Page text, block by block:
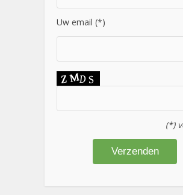
Uw email (*)
(*)